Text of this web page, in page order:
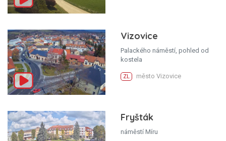
Vizovice
Palackého náměstí, pohled od
kostela
ZL město Vizovice
Fryšták
náměstí Míru